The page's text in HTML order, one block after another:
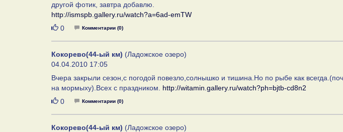
другой фотик, завтра добавлю.
http://ismspb.gallery.ru/watch?a=6ad-emTW
Нравится
0 Комментарии (0)
Кокорево(44-ый км) (Ладожское озеро)
04.04.2010 17:05
Вчера закрыли сезон,с погодой повезло,солнышко и тишина.Но по рыбе как
на мормыху).Всех с праздником. http://witamin.gallery.ru/watch?ph=bjtb-cd8n2
Нравится
0 Комментарии (0)
Кокорево(44-ый км) (Ладожское озеро)